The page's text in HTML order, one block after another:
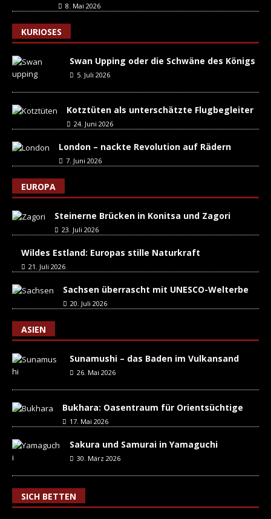
8. Mai 2026
KURIOSES
Swan Upping oder die Schwäne des Königs
5. Juli 2026
Kotztüten als unterschätzte Flugbegleiter
24. Juni 2026
London – nackte Revolution auf Rädern
7. Juni 2026
EUROPA
Steinerne Brücken in Konitsa und Zagori
23. Juli 2026
Wildes Estland: Europas stille Naturkraft
21. Juli 2026
Sachsen überrascht mit UNESCO-Welterbe
20. Juli 2026
ASIEN
Sunamushi – das Baden im Vulkansand
26. Mai 2026
Bukhara: Oasentraum für Orientsüchtige
17. Mai 2026
Sakura und Samurai in Yamaguchi
30. März 2026
SICH BETTEN